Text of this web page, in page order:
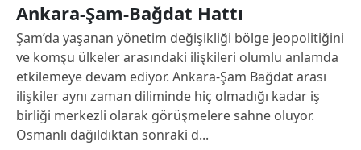
Ankara-Şam-Bağdat Hattı
Şam’da yaşanan yönetim değişikliği bölge jeopolitiğini
ve komşu ülkeler arasındaki ilişkileri olumlu anlamda
etkilemeye devam ediyor. Ankara-Şam Bağdat arası
ilişkiler aynı zaman diliminde hiç olmadığı kadar iş
birliği merkezli olarak görüşmelere sahne oluyor.
Osmanlı dağıldıktan sonraki d...